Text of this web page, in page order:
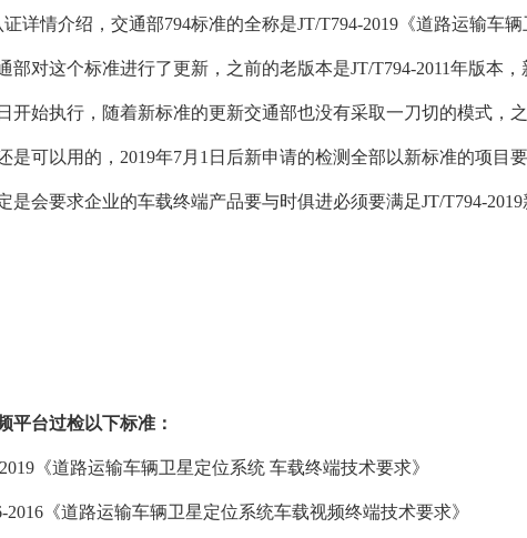
证详情介绍，交通部794标准的全称是JT/T794-2019《道路运输车
部对这个标准进行了更新，之前的老版本是JT/T794-2011年版本
开始执行，随着新标准的更新交通部也没有采取一刀切的模式，
是可以用的，2019年7月1日后新申请的检测全部以新标准的项目
是会要求企业的车载终端产品要与时俱进必须要满足JT/T794-2019
平台过检以下标准：
《道路运输车辆卫星定位系统 车载终端技术要求》
2016《道路运输车辆卫星定位系统车载视频终端技术要求》